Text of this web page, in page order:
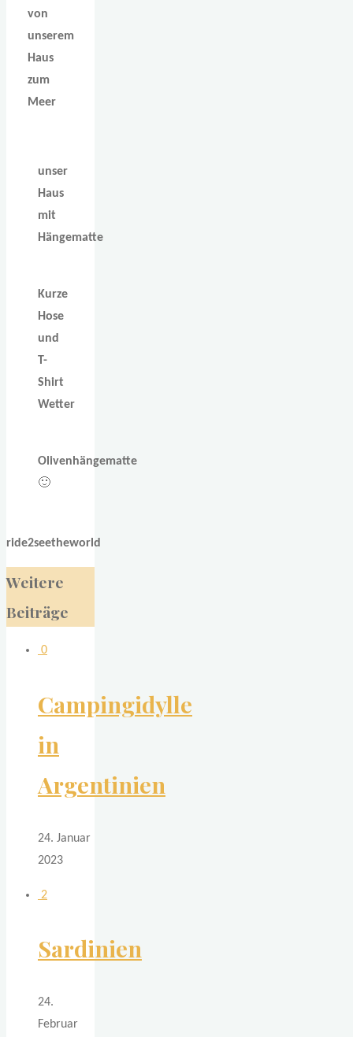
von
unserem
Haus
zum
Meer
unser
Haus
mit
Hängematte
Kurze
Hose
und
T-
Shirt
Wetter
Olivenhängematte
🙂
ride2seetheworld
Weitere
Beiträge
0
Campingidylle
in
Argentinien
24. Januar
2023
2
Sardinien
24.
Februar